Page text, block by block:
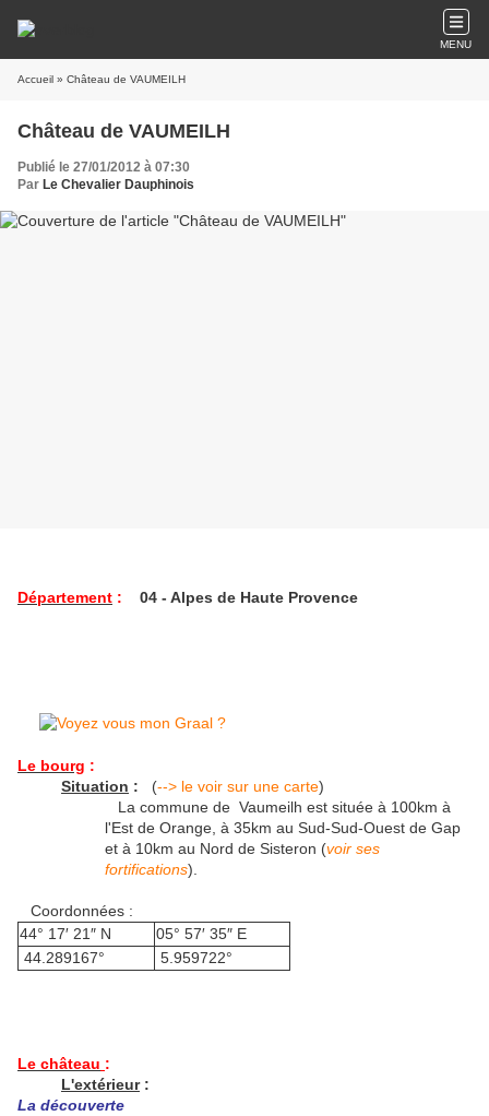
MENU
Accueil » Château de VAUMEILH
Château de VAUMEILH
Publié le 27/01/2012 à 07:30
Par Le Chevalier Dauphinois
Département : 04 - Alpes de Haute Provence
Le bourg :
Situation : (--> le voir sur une carte)
La commune de Vaumeilh est située à 100km à
l'Est de Orange, à 35km au Sud-Sud-Ouest de Gap
et à 10km au Nord de Sisteron (voir ses
fortifications).
Coordonnées :
44° 17′ 21″ N
05° 57′ 35″ E
44.289167°
5.959722°
Le château :
L'extérieur:
La découverte